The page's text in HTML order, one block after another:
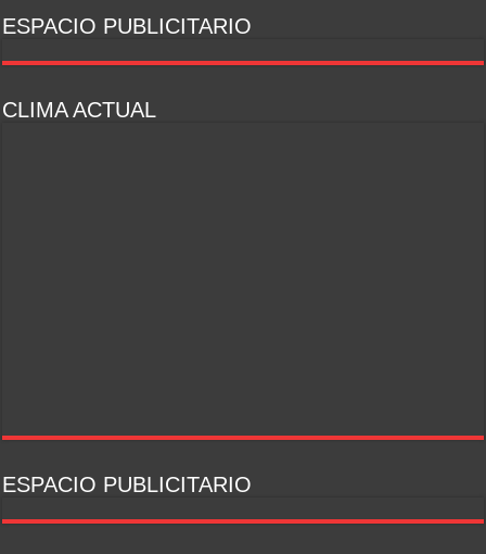
ESPACIO PUBLICITARIO
CLIMA ACTUAL
ESPACIO PUBLICITARIO